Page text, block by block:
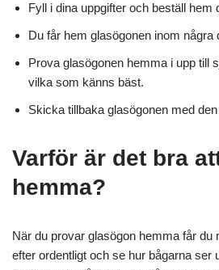
Fyll i dina uppgifter och beställ hem
Du får hem glasögonen inom några
Prova glasögonen hemma i upp till
vilka som känns bäst.
Skicka tillbaka glasögonen med
Varför är det bra
hemma?
När du provar glasögon hemma får du
efter ordentligt och se hur bågarna ser